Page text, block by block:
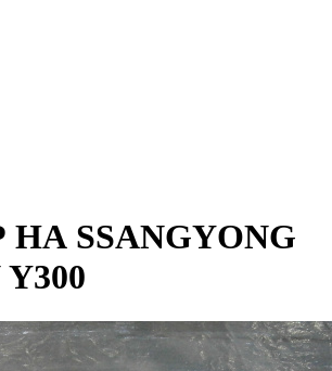
SSANGYONG